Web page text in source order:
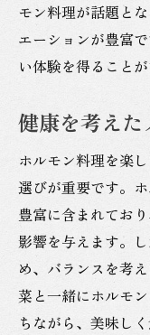
モン料理が話題と
エーションが豊富
い体験を得ること
健康を考え
ホルモン料理を楽
選びが重要です。
豊富に含まれてお
影響を与えます。
め、バランスを考
菜と一緒にホルモ
ちながら、美味し